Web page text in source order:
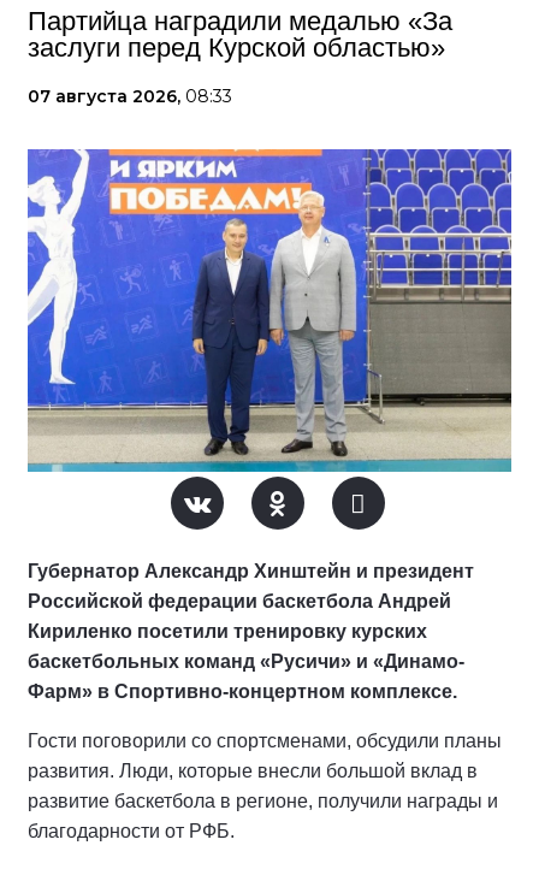
Партийца наградили медалью «За
заслуги перед Курской областью»
07 августа 2026, 08:33
Губернатор Александр Хинштейн и президент
Российской федерации баскетбола Андрей
Кириленко посетили тренировку курских
баскетбольных команд «Русичи» и «Динамо-
Фарм» в Спортивно-концертном комплексе.
Гости поговорили со спортсменами, обсудили планы
развития. Люди, которые внесли большой вклад в
развитие баскетбола в регионе, получили награды и
благодарности от РФБ.